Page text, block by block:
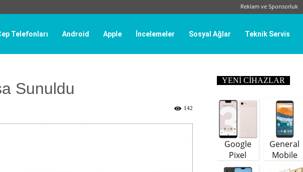
Reklam ve Sponsorluk
Telefonları Android Apple İncelemeler Sosyal Ağlar Teknik Servis
Sunuldu
142
YENI CIHAZLAR
Google
Pixel
General
Mobile
GM9 Plus